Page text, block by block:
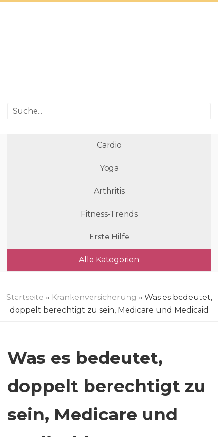
Cardio
Yoga
Arthritis
Fitness-Trends
Erste Hilfe
Alle Kategorien
Startseite » Krankenversicherung » Was es bedeutet,
doppelt berechtigt zu sein, Medicare und Medicaid
Was es bedeutet,
doppelt berechtigt zu
sein, Medicare und